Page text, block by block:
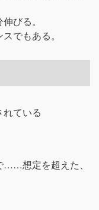
びる。
でもある。
れている
……想定を超えた、